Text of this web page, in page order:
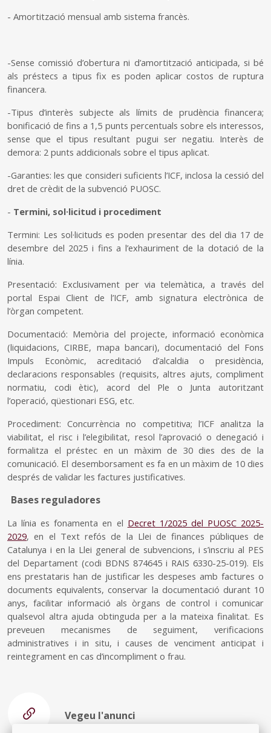
- Amortització mensual amb sistema francès.
-Sense comissió d’obertura ni d’amortització anticipada, si bé
als préstecs a tipus fix es poden aplicar costos de ruptura
financera.
-Tipus d’interès subjecte als límits de prudència financera;
bonificació de fins a 1,5 punts percentuals sobre els interessos,
sense que el tipus resultant pugui ser negatiu. Interès de
demora: 2 punts addicionals sobre el tipus aplicat.
-Garanties: les que consideri suficients l’ICF, inclosa la cessió del
dret de crèdit de la subvenció PUOSC.
- Termini, sol·licitud i procediment
Termini: Les sol·licituds es poden presentar des del dia 17 de
desembre del 2025 i fins a l’exhauriment de la dotació de la
línia.
Presentació: Exclusivament per via telemàtica, a través del
portal Espai Client de l’ICF, amb signatura electrònica de
l’òrgan competent.
Documentació: Memòria del projecte, informació econòmica
(liquidacions, CIRBE, mapa bancari), documentació del Fons
Impuls Econòmic, acreditació d’alcaldia o presidència,
declaracions responsables (requisits, altres ajuts, compliment
normatiu, codi ètic), acord del Ple o Junta autoritzant
l’operació, qüestionari ESG, etc.
Procediment: Concurrència no competitiva; l’ICF analitza la
viabilitat, el risc i l’elegibilitat, resol l’aprovació o denegació i
formalitza el préstec en un màxim de 30 dies des de la
comunicació. El desemborsament es fa en un màxim de 10 dies
després de validar les factures justificatives.
Bases reguladores
La línia es fonamenta en el Decret 1/2025 del PUOSC 2025-
2029, en el Text refós de la Llei de finances públiques de
Catalunya i en la Llei general de subvencions, i s’inscriu al PES
del Departament (codi BDNS 874645 i RAIS 6330-25-019). Els
ens prestataris han de justificar les despeses amb factures o
documents equivalents, conservar la documentació durant 10
anys, facilitar informació als òrgans de control i comunicar
qualsevol altra ajuda obtinguda per a la mateixa finalitat. Es
preveuen mecanismes de seguiment, verificacions
administratives i in situ, i causes de venciment anticipat i
reintegrament en cas d’incompliment o frau.
Vegeu l'anunci